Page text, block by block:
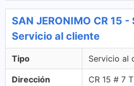
SAN JERONIMO CR 15
Servicio al cliente
Tipo Servicio al
Dirección
CR 15 # 7